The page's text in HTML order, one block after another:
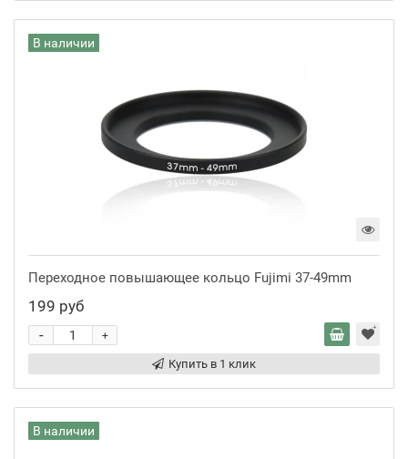
В наличии
Переходное повышающее кольцо Fujimi 37-49mm
199 руб
+
-
Купить в 1 клик
В наличии